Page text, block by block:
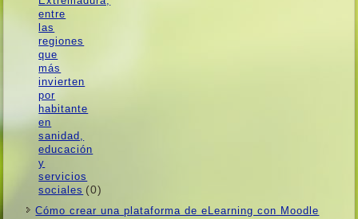
(0)
Cómo crear una plataforma de eLearning con Moodle